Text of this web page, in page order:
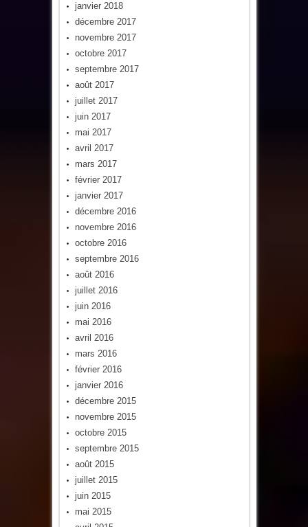
janvier 2018
décembre 2017
novembre 2017
octobre 2017
septembre 2017
août 2017
juillet 2017
juin 2017
mai 2017
avril 2017
mars 2017
février 2017
janvier 2017
décembre 2016
novembre 2016
octobre 2016
septembre 2016
août 2016
juillet 2016
juin 2016
mai 2016
avril 2016
mars 2016
février 2016
janvier 2016
décembre 2015
novembre 2015
octobre 2015
septembre 2015
août 2015
juillet 2015
juin 2015
mai 2015